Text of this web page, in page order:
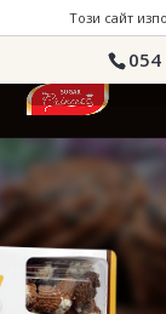
054
Този сайт